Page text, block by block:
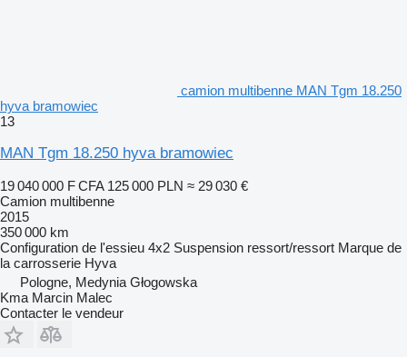
camion multibenne MAN Tgm 18.250
hyva bramowiec
13
MAN Tgm 18.250 hyva bramowiec
19 040 000 F CFA 125 000 PLN ≈ 29 030 €
Camion multibenne
2015
350 000 km
Configuration de l'essieu 4x2 Suspension ressort/ressort Marque de
la carrosserie Hyva
Pologne, Medynia Głogowska
Kma Marcin Malec
Contacter le vendeur